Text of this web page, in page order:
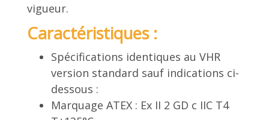
vigueur.
Caractéristiques :
Spécifications identiques au VHR
version standard sauf indications ci-
dessous :
Marquage ATEX : Ex II 2 GD c IIC T4